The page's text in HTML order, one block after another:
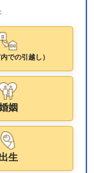
での引越し）
姻
出生